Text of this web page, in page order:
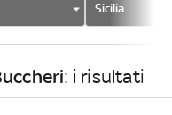
Sicilia
: i risultati